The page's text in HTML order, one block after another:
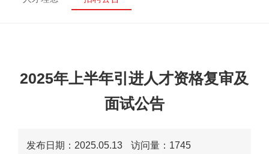
2025年上半年引进人才资格复审及
面试公告
发布日期：2025.05.13 访问量： 1745